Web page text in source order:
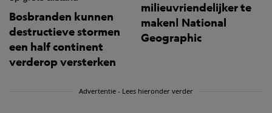
Bosbranden kunnen
destructieve stormen
een half continent
verderop versterken
milieuvriendelijker te
maken| National
Geographic
Advertentie - Lees hieronder verder